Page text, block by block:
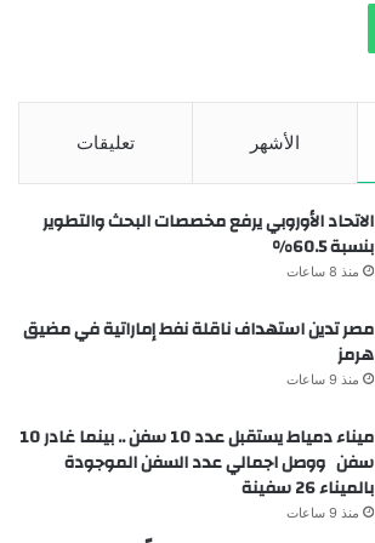
الأشهر تعليقات
الاتحاد الأوروبي يرفع مخصصات البحث والتطوير
بنسبة 60.5%
منذ 8 ساعات
مصر تدين استهداف ناقلة نفط إماراتية في مضيق
هرمز
منذ 9 ساعات
ميناء دمياط يستقبل عدد 10 سفن .. بينما غادر 10
سفن ووصل اجمالي عدد السفن الموجودة
بالميناء 26 سفينة
منذ 9 ساعات